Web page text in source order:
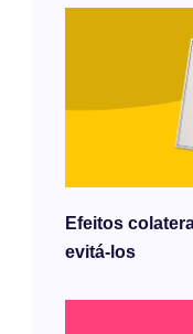
Efeitos
evitá-los